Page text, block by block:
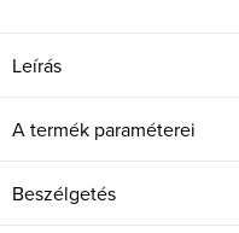
Leírás
A termék paraméterei
Beszélgetés